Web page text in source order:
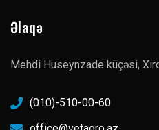
Əlaqə
Mehdi Huseynzade küçəsi,
(010)-510-00-60